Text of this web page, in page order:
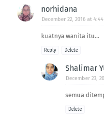
norhidana
December 22, 2016 at 4:44
kuatnya wanita itu...
Reply Delete
Shalimar
December 23,
semua
Delete